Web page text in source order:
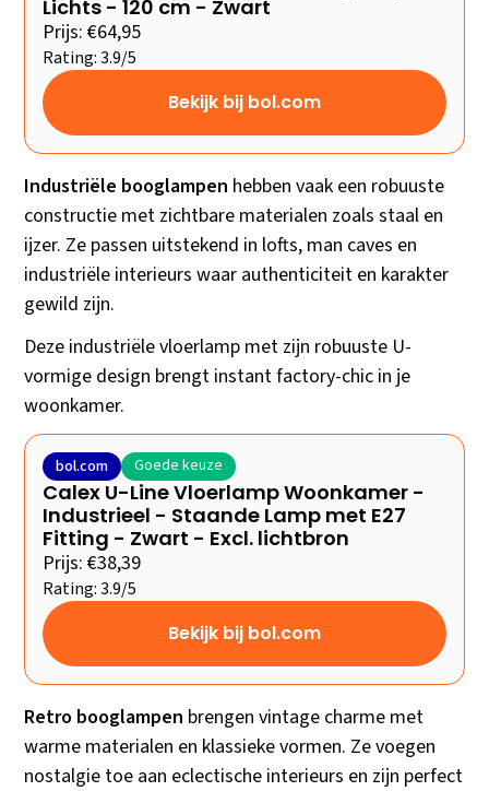
Lichts - 120 cm - Zwart
Prijs: €64,95
Rating: 3.9/5
Bekijk bij bol.com
Industriële booglampen hebben vaak een robuuste
constructie met zichtbare materialen zoals staal en
ijzer. Ze passen uitstekend in lofts, man caves en
industriële interieurs waar authenticiteit en karakter
gewild zijn.
Deze industriële vloerlamp met zijn robuuste U-
vormige design brengt instant factory-chic in je
woonkamer.
bol.com Goede keuze
Calex U-Line Vloerlamp Woonkamer -
Industrieel - Staande Lamp met E27
Fitting - Zwart - Excl. lichtbron
Prijs: €38,39
Rating: 3.9/5
Bekijk bij bol.com
Retro booglampen brengen vintage charme met
warme materialen en klassieke vormen. Ze voegen
nostalgie toe aan eclectische interieurs en zijn perfect